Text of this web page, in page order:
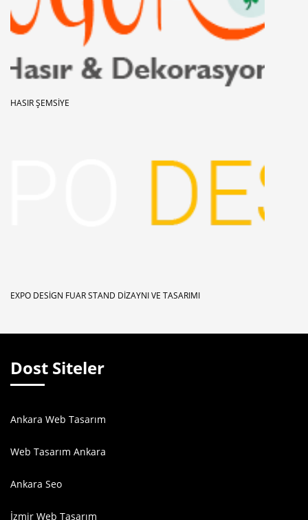
HASIR ŞEMSIYE
EXPO DESIGN FUAR STAND DIZAYNI VE TASARIMI
Dost Siteler
Ankara Web Tasarım
Web Tasarım Ankara
Ankara Seo
İzmir Web Tasarım